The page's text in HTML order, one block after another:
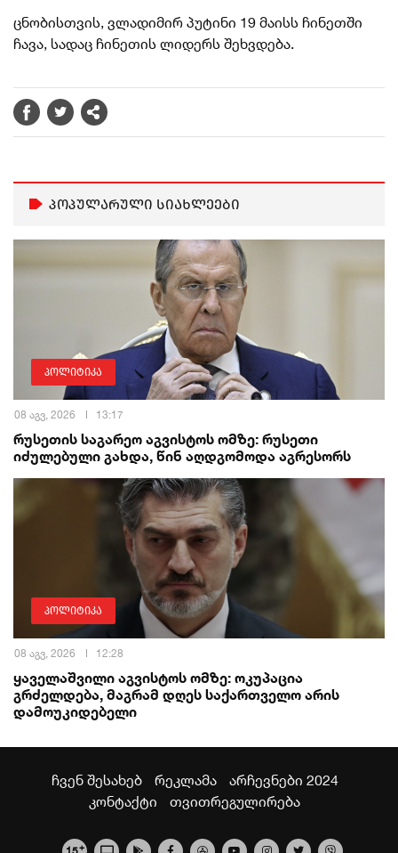
ცნობისთვის, ვლადიმირ პუტინი 19 მაისს ჩინეთში
ჩავა, სადაც ჩინეთის ლიდერს შეხვდება.
პოპულარული სიახლეები
პოლიტიკა
08 აგვ, 2026 13:17
რუსეთის საგარეო აგვისტოს ომზე: რუსეთი
იძულებული გახდა, წინ აღდგომოდა აგრესორს
პოლიტიკა
08 აგვ, 2026 12:28
ყაველაშვილი აგვისტოს ომზე: ოკუპაცია
გრძელდება, მაგრამ დღეს საქართველო არის
დამოუკიდებელი
ჩვენ შესახებ რეკლამა
არჩევნები 2024
კონტაქტი
თვითრეგულირება
+